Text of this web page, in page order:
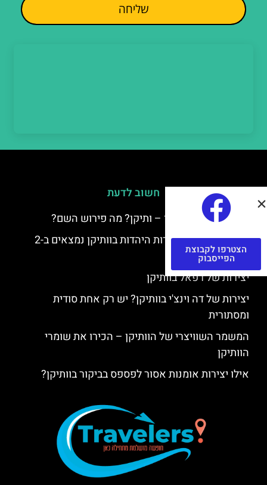
שליחה
חשוב לדעת
למה קוראים לוותיקן – ותיקן? מה פירוש השם?
כתב יד ותיקן – אוצרות היהדות בוותיקן נמצאים ב-2
כתבי יד עתיקים
יצירות של רפאל בוותיקן
יצירות של דה וינצ'י בוותיקן? יש רק אחת סודית
ומסתורית
המשמר השוויצרי של הוותיקן – הכירו את שומרי
הוותיקן
אילו יצירות אומנות אסור לפספס בביקור בוותיקן?
הצטרפו לקבוצת
הפייסבוק